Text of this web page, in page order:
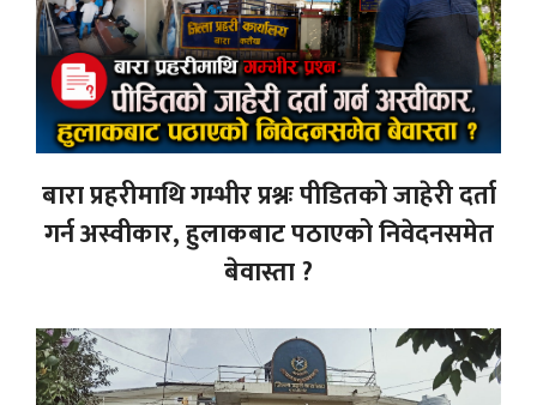
बारा प्रहरीमाथि गम्भीर प्रश्नः पीडितको जाहेरी दर्ता
गर्न अस्वीकार, हुलाकबाट पठाएको निवेदनसमेत
बेवास्ता ?